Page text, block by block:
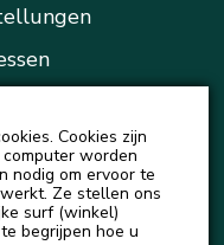
Portemonnaie
Cookies zijn
worden
nodig om ervoor te
Ze stellen ons
surf (winkel)
begrijpen hoe u